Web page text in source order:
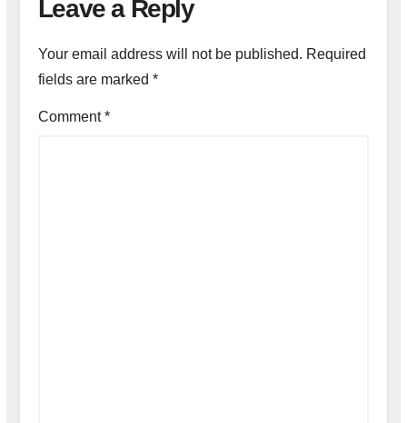
Leave a Reply
Your email address will not be published. Required
fields are marked *
Comment*